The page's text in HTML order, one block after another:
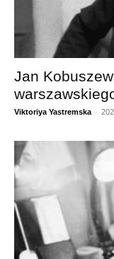
Jan
Viktoriya Yastremska -